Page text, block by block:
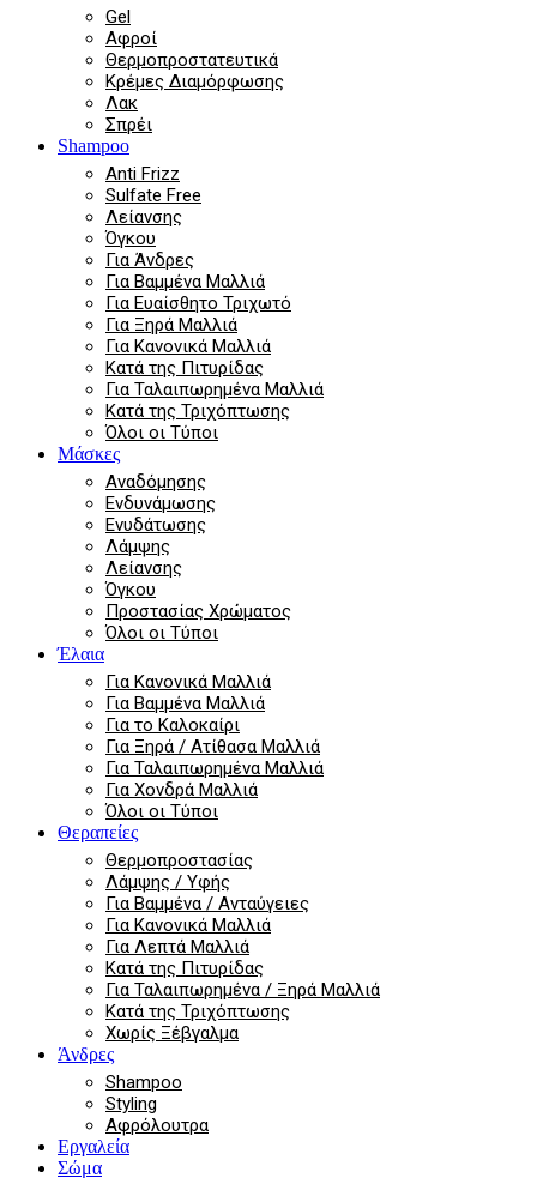
Gel
Αφροί
Θερμοπροστατευτικά
Κρέμες Διαμόρφωσης
Λακ
Σπρέι
Shampoo
Anti Frizz
Sulfate Free
Λείανσης
Όγκου
Για Άνδρες
Για Βαμμένα Μαλλιά
Για Ευαίσθητο Τριχωτό
Για Ξηρά Μαλλιά
Για Κανονικά Μαλλιά
Κατά της Πιτυρίδας
Για Ταλαιπωρημένα Μαλλιά
Κατά της Τριχόπτωσης
Όλοι οι Τύποι
Μάσκες
Αναδόμησης
Ενδυνάμωσης
Ενυδάτωσης
Λάμψης
Λείανσης
Όγκου
Προστασίας Χρώματος
Όλοι οι Τύποι
Έλαια
Για Κανονικά Μαλλιά
Για Βαμμένα Μαλλιά
Για το Καλοκαίρι
Για Ξηρά / Ατίθασα Μαλλιά
Για Ταλαιπωρημένα Μαλλιά
Για Χονδρά Μαλλιά
Όλοι οι Τύποι
Θεραπείες
Θερμοπροστασίας
Λάμψης / Υφής
Για Βαμμένα / Ανταύγειες
Για Κανονικά Μαλλιά
Για Λεπτά Μαλλιά
Κατά της Πιτυρίδας
Για Ταλαιπωρημένα / Ξηρά Μαλλιά
Κατά της Τριχόπτωσης
Χωρίς Ξέβγαλμα
Άνδρες
Shampoo
Styling
Αφρόλουτρα
Εργαλεία
Σώμα